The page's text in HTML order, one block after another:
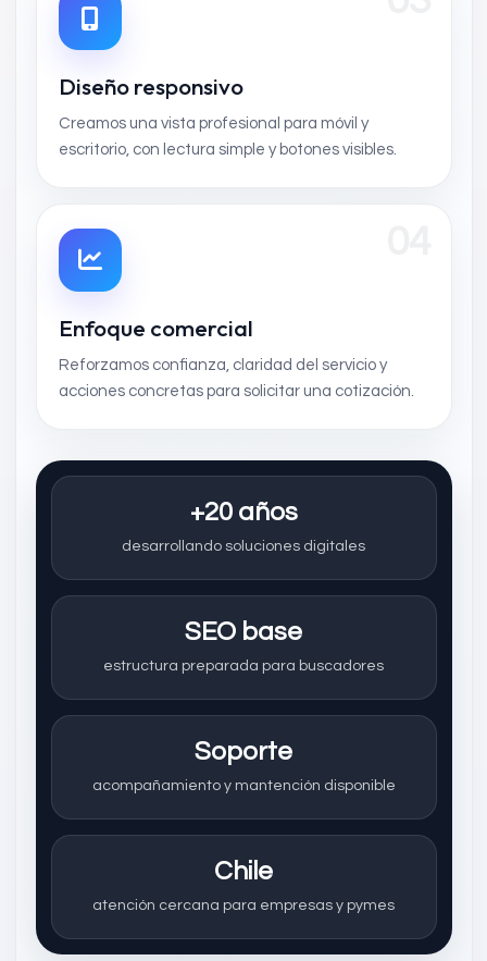
Diseño responsivo
Creamos una vista profesional para móvil y
escritorio, con lectura simple y botones visibles.
Enfoque comercial
Reforzamos confianza, claridad del servicio y
acciones concretas para solicitar una cotización.
+20 años
desarrollando soluciones digitales
SEO base
estructura preparada para buscadores
Soporte
acompañamiento y mantención disponible
Chile
atención cercana para empresas y pymes